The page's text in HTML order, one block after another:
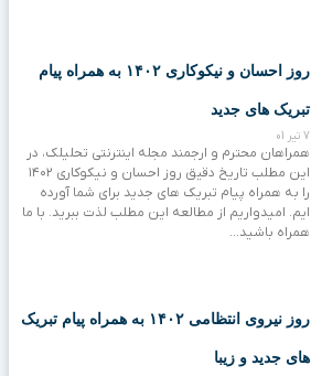
روز احسان و نیکوکاری ۱۴۰۲ به همراه پیام
تبریک های جدید
7 تیر 01
همراهان محترم و ارجمند مجله اینترنتی تحلیلک، در
این مطلب تاریخ دقیق روز احسان و نیکوکاری ۱۴۰۲
را به همراه پیام تبریک های جدید برای شما آورده
ایم. امیدواریم از مطالعه این مطلب لذت ببرید. با ما
همراه باشید…
روز نیروی انتظامی ۱۴۰۲ به همراه پیام تبریک
های جدید و زیبا